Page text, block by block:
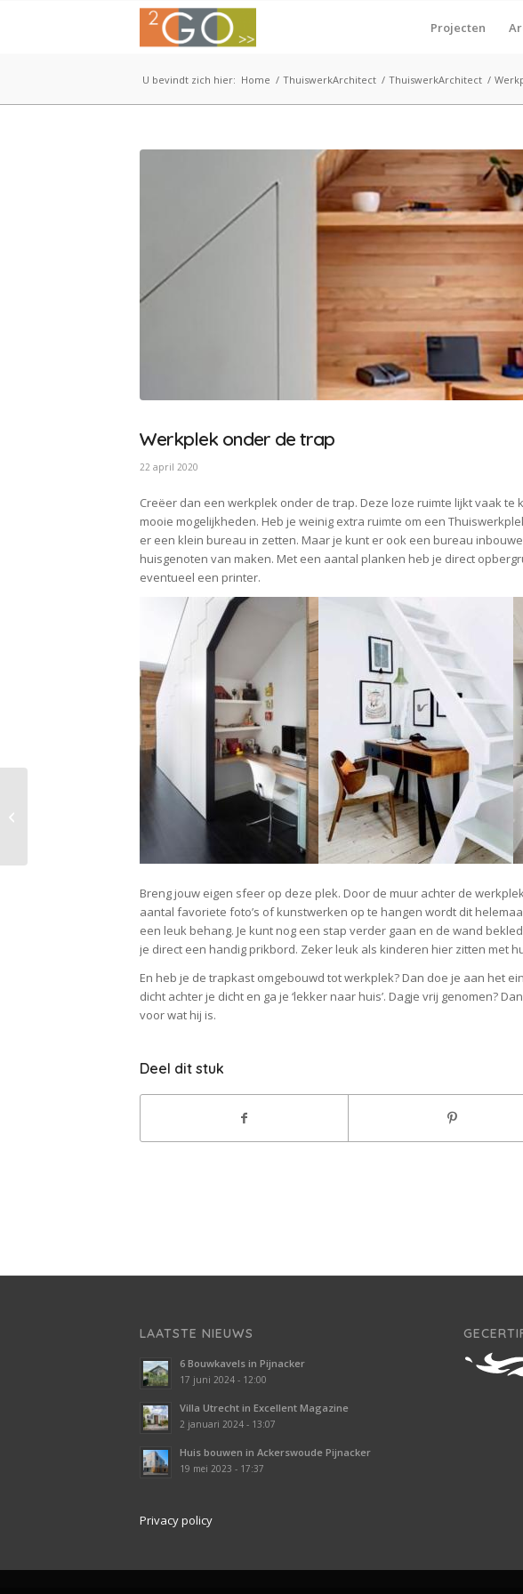
Projecten
U bevindt zich hier: Home / ThuiswerkArchitect / ThuiswerkArchitect /
Werkplek onder de trap
22 april 2020
Creëer dan een werkplek onder de trap. Deze loze ruimte lijkt vaak te
mooie mogelijkheden. Heb je weinig extra ruimte om een
er een klein bureau in zetten. Maar je kunt er ook een bureau
huisgenoten van maken. Met een aantal planken heb je direct
eventueel een printer.
Breng jouw eigen sfeer op deze plek. Door de muur achter de
aantal favoriete foto’s of kunstwerken op te hangen wordt dit
een leuk behang. Je kunt nog een stap verder gaan en de wand
je direct een handig prikbord. Zeker leuk als kinderen hier zitten met
En heb je de trapkast omgebouwd tot werkplek? Dan doe je aan het
dicht achter je dicht en ga je ‘lekker naar huis’. Dagje vrij genomen?
voor wat hij is.
Deel dit stuk
LAATSTE NIEUWS
6 Bouwkavels in Pijnacker
17 juni 2024 - 12:00
Villa Utrecht in Excellent Magazine
2 januari 2024 - 13:07
Huis bouwen in Ackerswoude Pijnacker
19 mei 2023 - 17:37
Privacy policy